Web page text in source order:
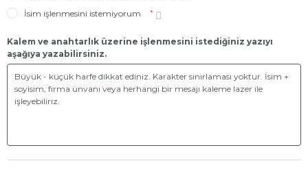
İsim işlenmesini istemiyorum
*
Kalem ve anahtarlık üzerine işlenmesini istediğiniz yazıyı
aşağıya yazabilirsiniz.